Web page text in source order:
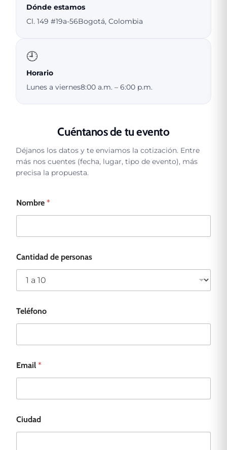
Dónde estamos
Cl. 149 #19a-56Bogotá, Colombia
🕘
Horario
Lunes a viernes8:00 a.m. – 6:00 p.m.
Cuéntanos de tu evento
Déjanos los datos y te enviamos la cotización. Entre
más nos cuentes (fecha, lugar, tipo de evento), más
precisa la propuesta.
Nombre *
Cantidad de personas
Teléfono
Email *
a
n
Ciudad